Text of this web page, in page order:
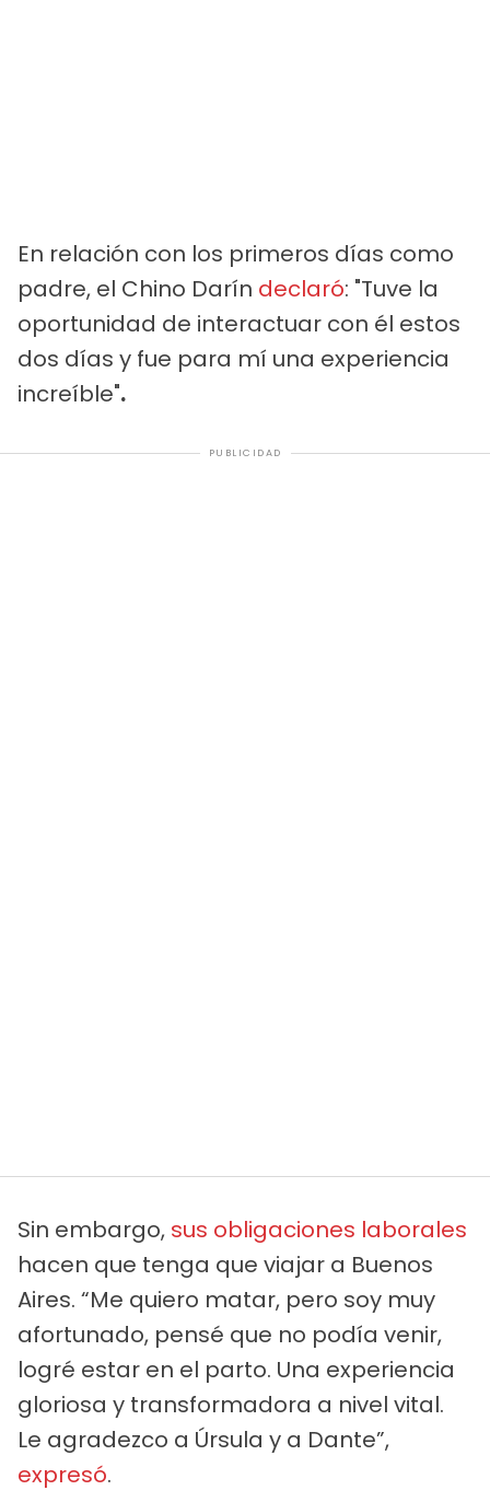
En relación con los primeros días como
padre, el Chino Darín declaró: "Tuve la
oportunidad de interactuar con él estos
dos días y fue para mí una experiencia
increíble".
PUBLICIDAD
Sin embargo, sus obligaciones laborales
hacen que tenga que viajar a Buenos
Aires. “Me quiero matar, pero soy muy
afortunado, pensé que no podía venir,
logré estar en el parto. Una experiencia
gloriosa y transformadora a nivel vital.
Le agradezco a Úrsula y a Dante”,
expresó.